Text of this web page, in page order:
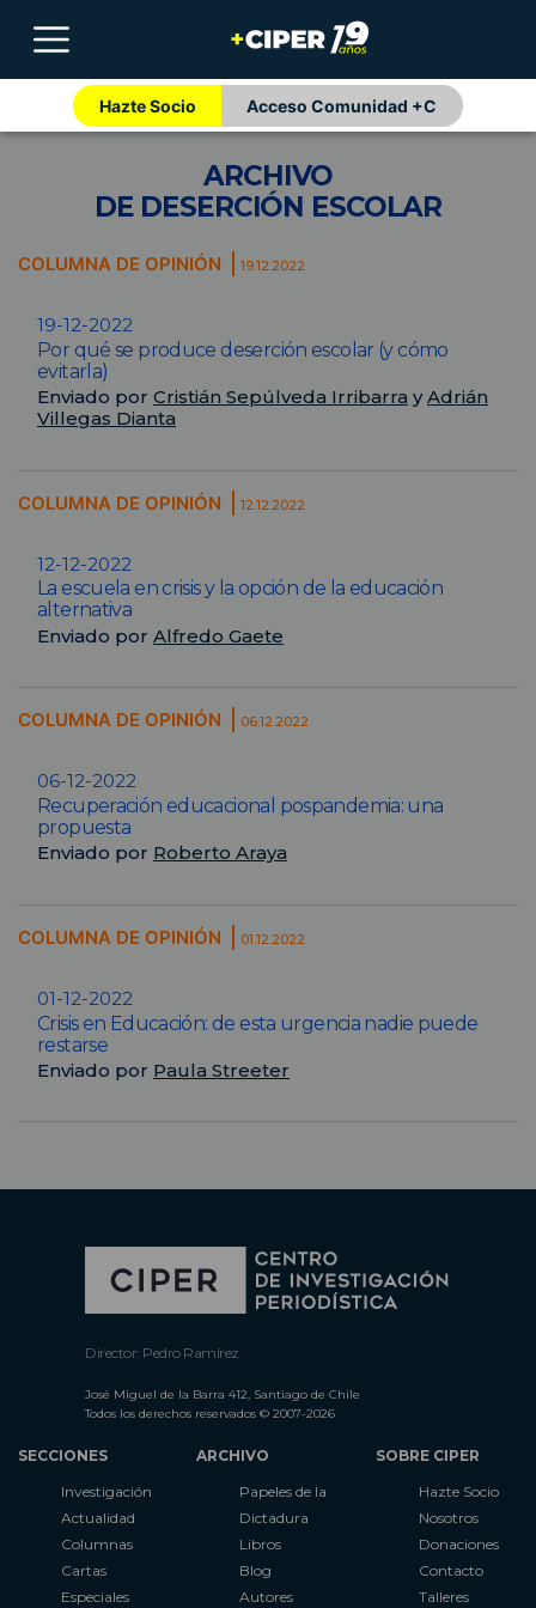
Hazte Socio Acceso Comunidad +C
ARCHIVO
DE DESERCIÓN ESCOLAR
COLUMNA DE OPINIÓN 19.12.2022
19-12-2022
Por qué se produce deserción escolar (y cómo
evitarla)
Enviado por Cristián Sepúlveda Irribarra yAdrián
Villegas Dianta
COLUMNA DE OPINIÓN 12.12.2022
12-12-2022
La escuela en crisis y la opción de la educación
alternativa
Enviado por Alfredo Gaete
COLUMNA DE OPINIÓN 06.12.2022
06-12-2022
Recuperación educacional pospandemia: una
propuesta
Enviado por Roberto Araya
COLUMNA DE OPINIÓN 01.12.2022
01-12-2022
Crisis en Educación: de esta urgencia nadie puede
restarse
Enviado por Paula Streeter
Director: Pedro Ramírez
José Miguel de la Barra 412, Santiago de Chile
Todos los derechos reservados © 2007-2026
SECCIONES
Investigación
Actualidad
Columnas
Cartas
Especiales
ARCHIVO
Papeles de la
Dictadura
Libros
Blog
Autores
SOBRE CIPER
Hazte Socio
Nosotros
Donaciones
Contacto
Talleres